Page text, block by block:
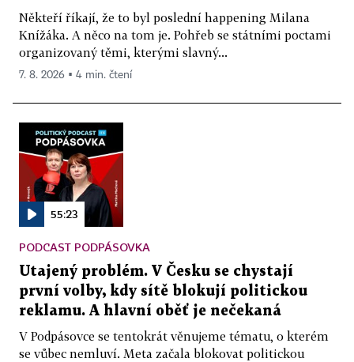
Někteří říkají, že to byl poslední happening Milana
Knížáka. A něco na tom je. Pohřeb se státními poctami
organizovaný těmi, kterými slavný...
7. 8. 2026 ▪ 4 min. čtení
55:23
PODCAST PODPÁSOVKA
Utajený problém. V Česku se chystají
první volby, kdy sítě blokují politickou
reklamu. A hlavní oběť je nečekaná
V Podpásovce se tentokrát věnujeme tématu, o kterém
se vůbec nemluví. Meta začala blokovat politickou